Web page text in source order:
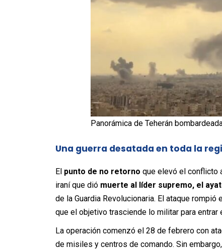
Panorámica de Teherán
Una guerra desatada en toda la
El punto de no retorno que elevó el conflicto
iraní que diómuerte al líder supremo, el
de la Guardia Revolucionaria. El ataque
que el objetivo trasciende lo militar para entrar
La operación comenzó el 28 de febrero con
de misiles y centros de comando. Sin